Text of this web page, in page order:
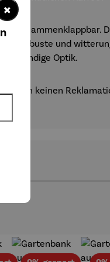
zusammenklappbar.
robuste und
lebendige Optik.
auch keinen
×